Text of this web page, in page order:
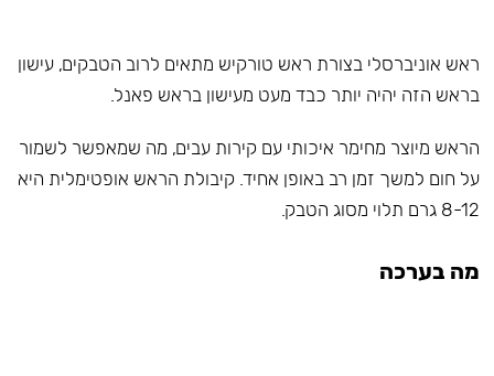
ראש אוניברסלי בצורת ראש טורקיש מתאים לרוב הטבקים, עישון
בראש הזה יהיה יותר כבד מעט מעישון בראש פאנל.
הראש מיוצר מחימר איכותי עם קירות עבים, מה שמאפשר לשמור
על חום למשך זמן רב באופן אחיד. קיבולת הראש אופטימלית היא
8-12 גרם תלוי מסוג הטבק.
מה בערכה